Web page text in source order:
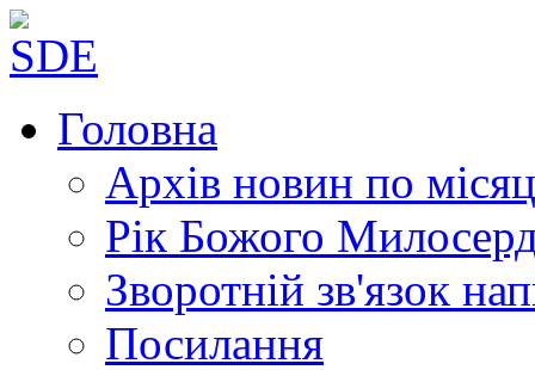
Головна
Архів новин по
Рік Божого
Зворотній зв'язок
Посилання